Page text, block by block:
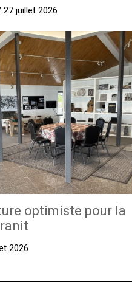
juillet 2026
optimiste pour la
2026